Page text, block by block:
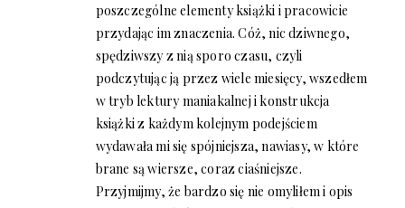
poszczególne elementy książki i pracowicie
przydając im znaczenia. Cóż, nic dziwnego,
spędziwszy z nią sporo czasu, czyli
podczytując ją przez wiele miesięcy, wszedłem
w tryb lektury maniakalnej i konstrukcja
książki z każdym kolejnym podejściem
wydawała mi się spójniejsza, nawiasy, w które
brane są wiersze, coraz ciaśniejsze.
Przyjmijmy, że bardzo się nie omyliłem i opis